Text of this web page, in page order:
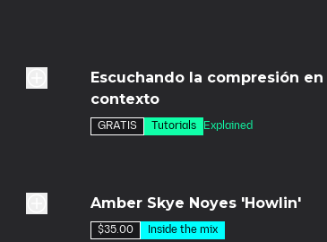
Escuchando la compresión en
contexto
GRATIS Tutorials Explained
Amber Skye Noyes 'Howlin'
$35.00 Inside the mix